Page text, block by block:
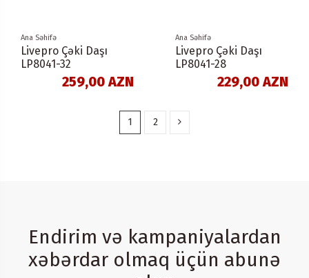
Ana Səhifə
Livepro Çəki Daşı
LP8041-32
259,00 AZN
Ana Səhifə
Livepro Çəki Daşı
LP8041-28
229,00 AZN
1 2
Endirim və kampaniyalardan
xəbərdar olmaq üçün abunə